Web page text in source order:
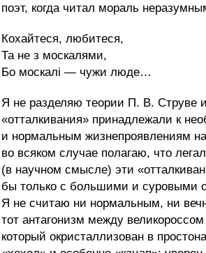
поэт, когда читал мораль
Кохайтеся, любитеся,
Та не з москалями,
Бо москалi — чужи люде…
Я не разделяю теории П. В. Струве
«отталкивания» принадлежали к
и нормальным жизнепроявлениям
во всяком случае полагаю, что
(в научном смысле) эти
бы только с большими и суровыми
Я не считаю ни нормальным, ни
тот антагонизм между
который окристаллизован в